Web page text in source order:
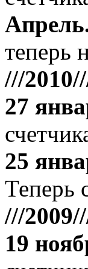
Апрель
теперь
///
27
25
Теперь
///
19